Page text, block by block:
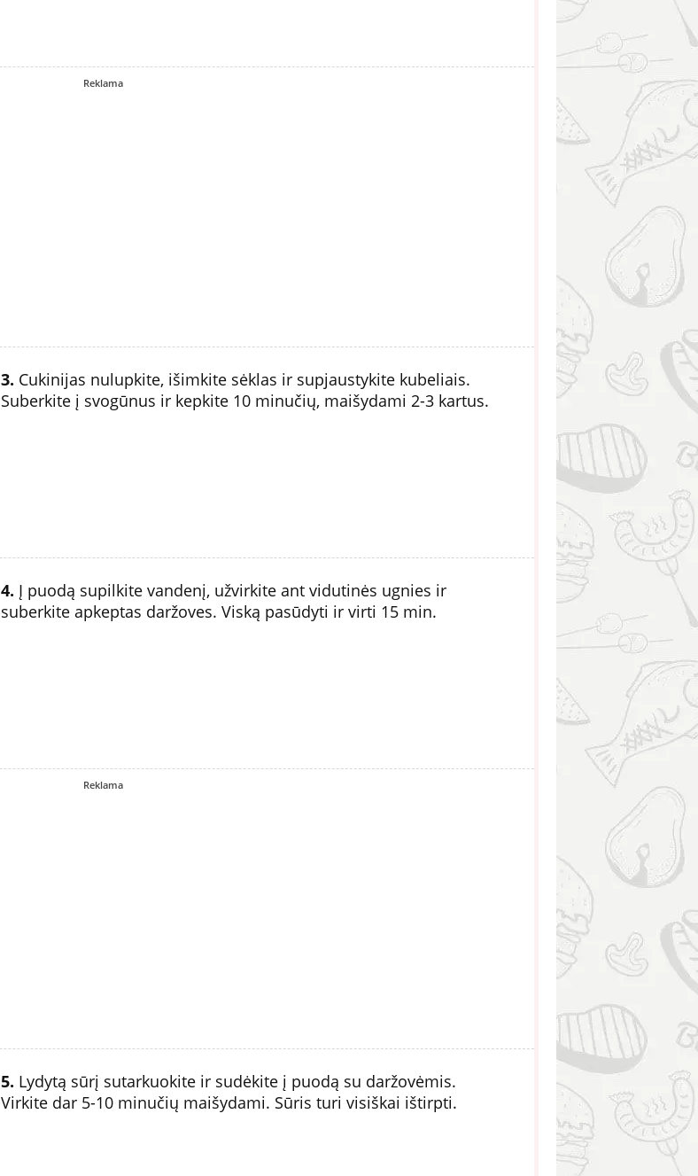
Reklama
3. Cukinijas nulupkite, išimkite sėklas ir supjaustykite kubeliais.
Suberkite į svogūnus ir kepkite 10 minučių, maišydami 2-3 kartus.
4. Į puodą supilkite vandenį, užvirkite ant vidutinės ugnies ir
suberkite apkeptas daržoves. Viską pasūdyti ir virti 15 min.
Reklama
5. Lydytą sūrį sutarkuokite ir sudėkite į puodą su daržovėmis.
Virkite dar 5-10 minučių maišydami. Sūris turi visiškai ištirpti.